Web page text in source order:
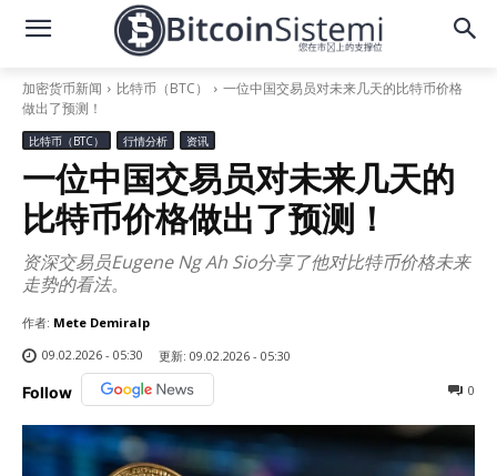
加密货币新闻 比特币（BTC）
一位中国交易员对未来几天的比特币价格
做出了预测！
比特币（BTC） 行情分析 资讯
一位中国交易员对未来几天的
比特币价格做出了预测！
资深交易员Eugene Ng Ah Sio分享了他对比特币价格未来
走势的看法。
作者: Mete Demiralp
09.02.2026 - 05:30
更新: 09.02.2026 - 05:30
Follow 0